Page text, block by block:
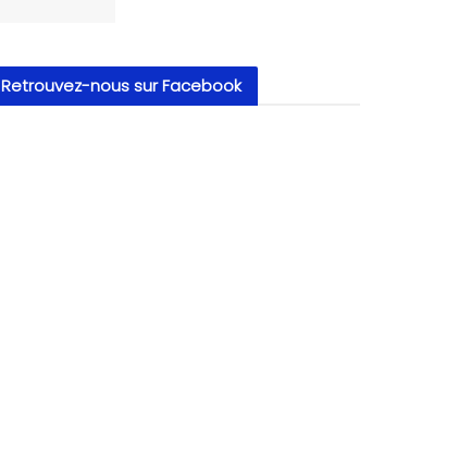
Retrouvez-nous sur Facebook